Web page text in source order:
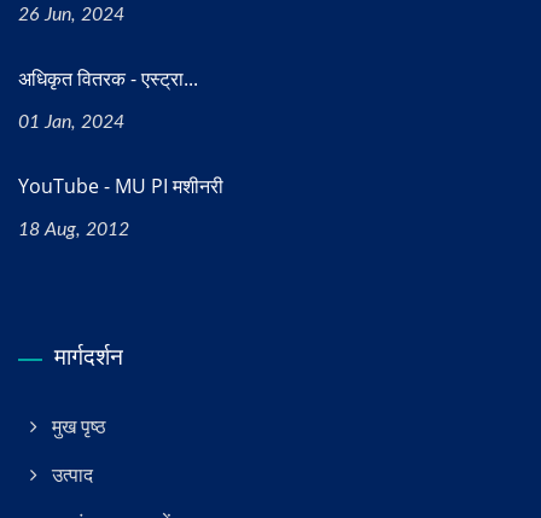
26 Jun, 2024
अधिकृत वितरक - एस्ट्रा...
01 Jan, 2024
YouTube - MU PI मशीनरी
18 Aug, 2012
मार्गदर्शन
मुख पृष्ठ
उत्पाद